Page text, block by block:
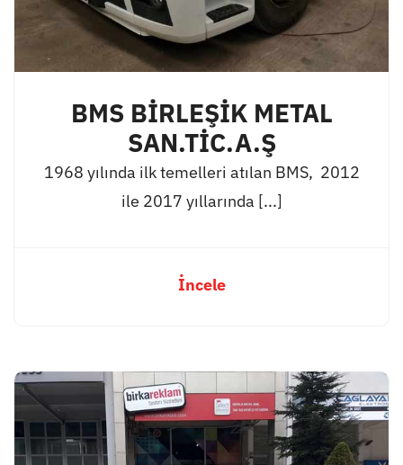
BMS BİRLEŞİK METAL
SAN.TİC.A.Ş
1968 yılında ilk temelleri atılan BMS, 2012
ile 2017 yıllarında [...]
İncele